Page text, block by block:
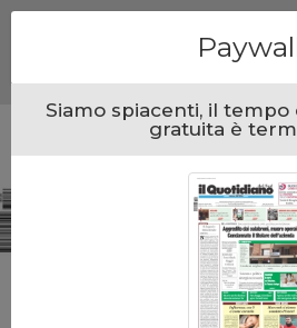
Siamo spiacenti, il
gratuita è